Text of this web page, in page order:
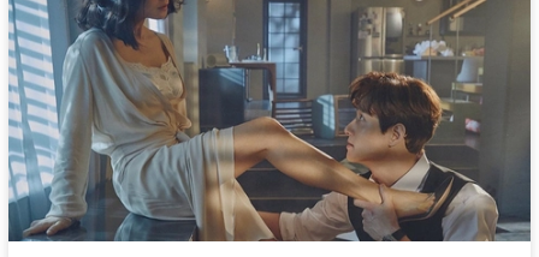
bồ Hai vợ chồng lấy nhau lúc còn khó khăn. Khi
đó, cả 2 cùng phải tiết kiệm nhiều thứ. Tằn tiện
nuôi con. Sau này, khi cuộc sống khá giả hơn, vợ
dường như vẫn giữ thói quen tiết kiệm, mà đối với
điều kiện kinh tế hiện tại, có thể được xem là… ki
bo. Muốn hai vợ chồng đi ăn nhà hàng : Vợ chỉ
chọn nhà hàng tầm trung, muốn gọi rượu vang, vợ
chỉ gọi 1 ly. Vợ bảo : Đồ ăn cũng chỉ vào miệng rồi